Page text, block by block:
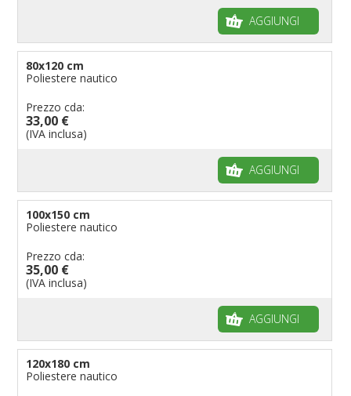
AGGIUNGI
80x120 cm
Poliestere nautico
Prezzo cda:
33,00 €
(IVA inclusa)
AGGIUNGI
100x150 cm
Poliestere nautico
Prezzo cda:
35,00 €
(IVA inclusa)
AGGIUNGI
120x180 cm
Poliestere nautico